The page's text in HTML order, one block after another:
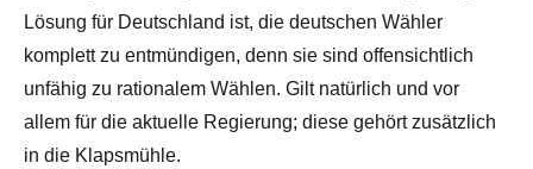
Lösung für Deutschland ist, die deutschen Wähler
komplett zu entmündigen, denn sie sind offensichtlich
unfähig zu rationalem Wählen. Gilt natürlich und vor
allem für die aktuelle Regierung; diese gehört zusätzlich
in die Klapsmühle.